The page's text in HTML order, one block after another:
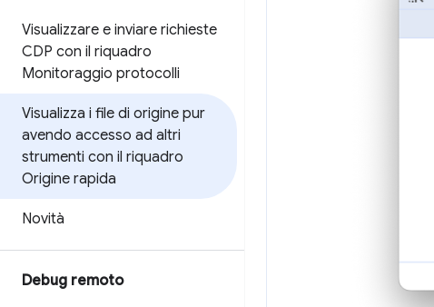
Visualizzare e inviare richieste
CDP con il riquadro
Monitoraggio protocolli
Visualizza i file di origine pur
avendo accesso ad altri
strumenti con il riquadro
Origine rapida
Novità
Debug remoto